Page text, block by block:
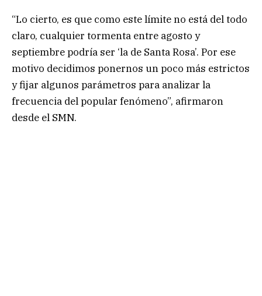
“Lo cierto, es que como este límite no está del todo
claro, cualquier tormenta entre agosto y
septiembre podría ser ‘la de Santa Rosa’. Por ese
motivo decidimos ponernos un poco más estrictos
y fijar algunos parámetros para analizar la
frecuencia del popular fenómeno”, afirmaron
desde el SMN.